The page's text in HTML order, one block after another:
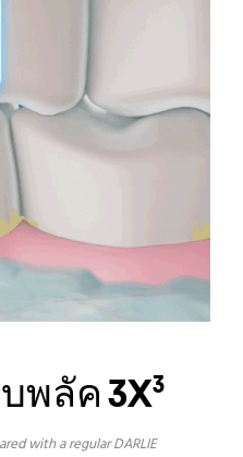
พลัค 3X3
with a regular DARLIE